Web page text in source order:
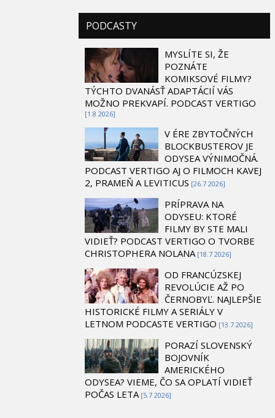
PODCASTY
MYSLÍTE SI, ŽE
POZNÁTE
KOMIKSOVÉ FILMY?
TÝCHTO DVANÁSŤ ADAPTÁCIÍ VÁS
MOŽNO PREKVAPÍ. PODCAST VERTIGO
[1.8 2026]
V ÉRE ZBYTOČNÝCH
BLOCKBUSTEROV JE
ODYSEA VÝNIMOČNÁ.
PODCAST VERTIGO AJ O FILMOCH KAVEJ
2, PRAMEŇ A LEVITICUS [26.7 2026]
PRÍPRAVA NA
ODYSEU: KTORÉ
FILMY BY STE MALI
VIDIEŤ? PODCAST VERTIGO O TVORBE
CHRISTOPHERA NOLANA [18.7 2026]
OD FRANCÚZSKEJ
REVOLÚCIE AŽ PO
ČERNOBYĽ. NAJLEPŠIE
HISTORICKÉ FILMY A SERIÁLY V
LETNOM PODCASTE VERTIGO [13.7 2026]
PORAZÍ SLOVENSKÝ
BOJOVNÍK
AMERICKÉHO
ODYSEA? VIEME, ČO SA OPLATÍ VIDIEŤ
POČAS LETA [5.7 2026]